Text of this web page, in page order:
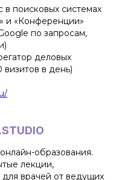
поисковых системах
и «Конференции»
по запросам,
деловых
в день)
образования.
лекции,
врачей от ведущих